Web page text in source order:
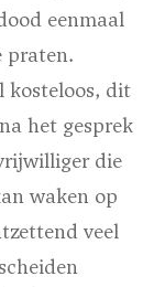
eenmaal
praten.
kosteloos, dit
het gesprek
die
waken op
veel